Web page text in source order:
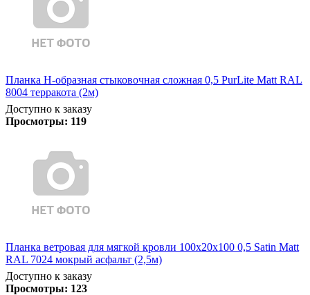
Планка Н-образная стыковочная сложная 0,5 PurLite Matt RAL
8004 терракота (2м)
Доступно к заказу
Просмотры: 119
Планка ветровая для мягкой кровли 100х20х100 0,5 Satin Matt
RAL 7024 мокрый асфальт (2,5м)
Доступно к заказу
Просмотры: 123